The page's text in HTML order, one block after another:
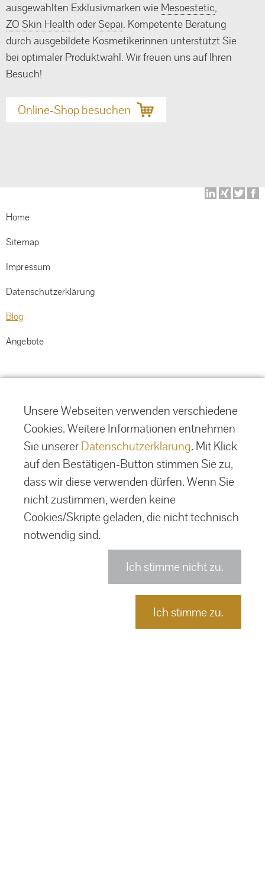
ausgewählten Exklusivmarken wie Mesoestetic,
ZO Skin Health oderSepai. Kompetente Beratung
durch ausgebildete Kosmetikerinnen unterstützt Sie
bei optimaler Produktwahl. Wir freuen uns auf Ihren
Besuch!
Online-Shop besuchen
Home
Sitemap
Impressum
Datenschutzerklärung
Blog
Angebote
Unsere Webseiten verwenden verschiedene
Cookies. Weitere Informationen entnehmen
Sie unsererDatenschutzerklärung. Mit Klick
auf den Bestätigen-Button stimmen Sie zu,
dass wir diese verwenden dürfen. Wenn Sie
nicht zustimmen, werden keine
Cookies/Skripte geladen, die nicht technisch
notwendig sind.
Ich stimme nicht zu.
Ich stimme zu.